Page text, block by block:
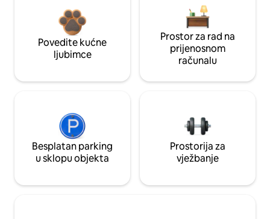
Povedite kućne
ljubimce
Prostor za rad na
prijenosnom
računalu
Besplatan parking
u sklopu objekta
Prostorija za
vježbanje